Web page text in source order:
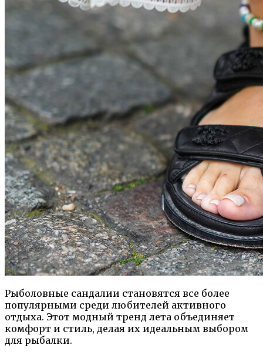
Рыболовные сандалии становятся все более
популярными среди любителей активного
отдыха. Этот модный тренд лета объединяет
комфорт и стиль, делая их идеальным выбором
для рыбалки.